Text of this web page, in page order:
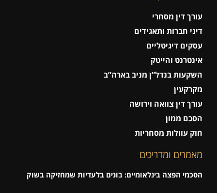
עורך דין מסחרי
דיני חברות ותאגידים
עסקים דיגיטליים
אינטרנט והייטק
השקעות בנדל”ן מניב בארה”ב
מקרקעין
עורך דין צוואה וירושה
הסכם ממון
חוק עוולות מסחריות
מאמרים ומדריכים
הסכמי הפצה בינלאומיים: בונים בלעדיות שמחזיקה בשוק